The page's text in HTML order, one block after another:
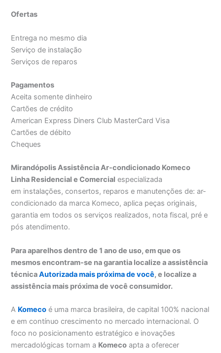
Ofertas
Entrega no mesmo dia
Serviço de instalação
Serviços de reparos
Pagamentos
Aceita somente dinheiro
Cartões de crédito
American Express Diners Club MasterCard Visa
Cartões de débito
Cheques
Mirandópolis Assistência Ar-condicionado Komeco
Linha Residencial e Comercial especializada
em instalações, consertos, reparos e manutenções de: ar-
condicionado da marca Komeco, aplica peças originais,
garantia em todos os serviços realizados, nota fiscal, pré e
pós atendimento.
Para aparelhos dentro de 1 ano de uso, em que os
mesmos encontram-se na garantia localize a assistência
técnicaAutorizada mais próxima de você, e localize a
assistência mais próxima de você consumidor.
A Komeco é uma marca brasileira, de capital 100% nacional
e em contínuo crescimento no mercado internacional. O
foco no posicionamento estratégico e inovações
mercadológicas tornam a Komeco apta a oferecer